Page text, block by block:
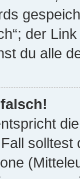
der
du alle
solltest